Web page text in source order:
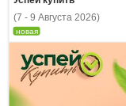
(7 - 9 Августа 2026)
новая